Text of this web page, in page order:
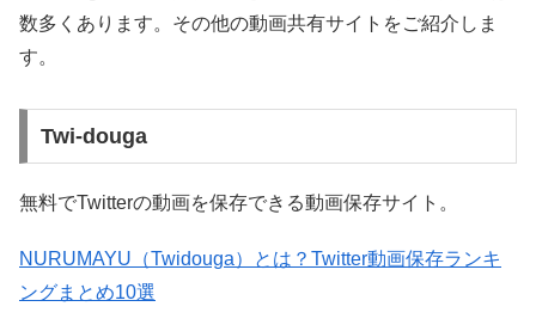
数多くあります。その他の動画共有サイトをご紹介しま
す。
Twi-douga
無料でTwitterの動画を保存できる動画保存サイト。
NURUMAYU（Twidouga）とは？Twitter動画保存ランキ
ングまとめ10選